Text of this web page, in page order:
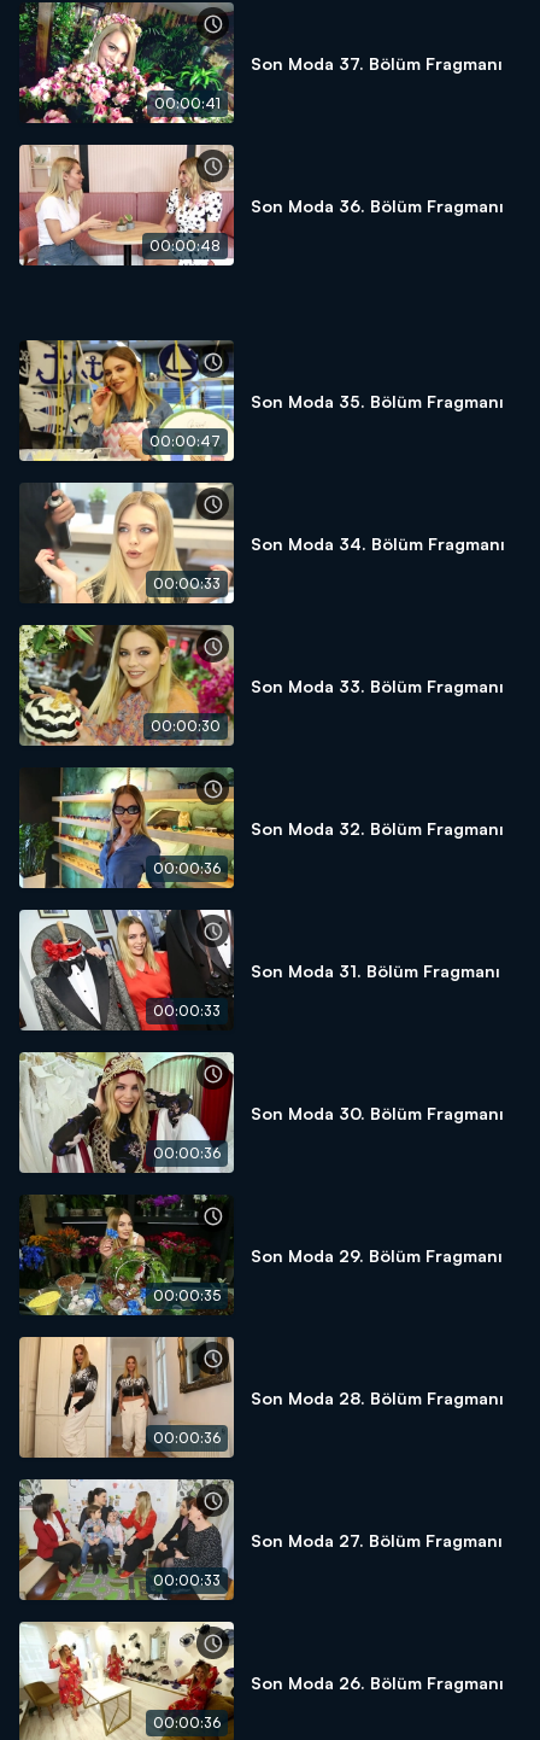
00:00:41
Son Moda 37. Bölüm Fragmanı
00:00:48
Son Moda 36. Bölüm Fragmanı
00:00:47
Son Moda 35. Bölüm Fragmanı
00:00:33
Son Moda 34. Bölüm Fragmanı
00:00:30
Son Moda 33. Bölüm Fragmanı
00:00:36
Son Moda 32. Bölüm Fragmanı
00:00:33
Son Moda 31. Bölüm Fragmanı
00:00:36
Son Moda 30. Bölüm Fragmanı
00:00:35
Son Moda 29. Bölüm Fragmanı
00:00:36
Son Moda 28. Bölüm Fragmanı
00:00:33
Son Moda 27. Bölüm Fragmanı
00:00:36
Son Moda 26. Bölüm Fragmanı